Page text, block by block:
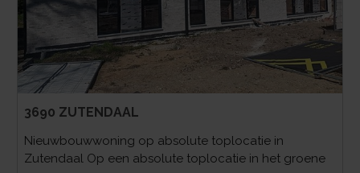
3690 ZUTENDAAL
Nieuwbouwwoning op absolute toplocatie in
Zutendaal Op een absolute toplocatie in het groene